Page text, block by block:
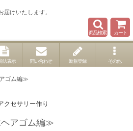
けいたします。
商品検索 カート
法表示 問い合わせ 新規登録 その他
ゴム編≫
クセサリー作り
アゴム編≫